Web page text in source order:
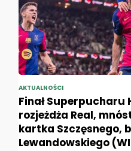
AKTUALNOŚCI
Finał Superpucharu
rozjeżdża Real,
kartka Szczęsnego,
Lewandowskiego